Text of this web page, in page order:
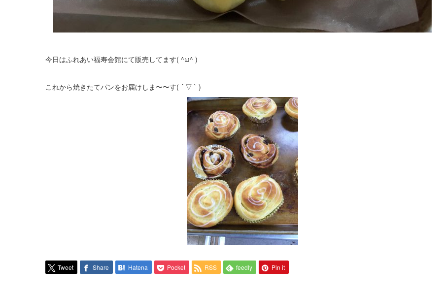
今日はふれあい福寿会館にて販売してます( ^ω^ )
これから焼きたてパンをお届けしま〜〜す( ´ ▽ ` )
Tweet Share Hatena Pocket RSS feedly Pin it